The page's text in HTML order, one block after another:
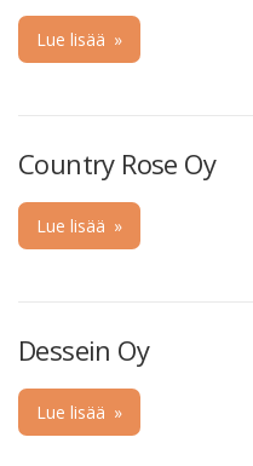
Lue lisää »
Country Rose Oy
Lue lisää »
Dessein Oy
Lue lisää »